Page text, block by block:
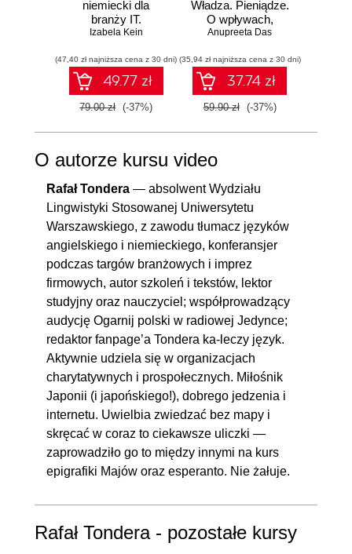
niemiecki dla
branży IT.
Praktyczne
ćwiczenia
Izabela Kein
(47,40 zł najniższa cena z 30 dni)
49.77 zł
79.00 zł (-37%)
Władza. Pieniądze.
O wpływach,
biznesie i tym, co
Anupreeta Das
(35,94 zł najniższa cena z 30 dni)
37.74 zł
59.90 zł (-37%)
O autorze kursu video
Rafał Tondera — absolwent Wydziału
Lingwistyki Stosowanej Uniwersytetu
Warszawskiego, z zawodu tłumacz języków
angielskiego i niemieckiego, konferansjer
podczas targów branżowych i imprez
firmowych, autor szkoleń i tekstów, lektor
studyjny oraz nauczyciel; współprowadzący
audycję Ogarnij polski w radiowej Jedynce;
redaktor fanpage’a Tondera ka-leczy język.
Aktywnie udziela się w organizacjach
charytatywnych i prospołecznych. Miłośnik
Japonii (i japońskiego!), dobrego jedzenia i
internetu. Uwielbia zwiedzać bez mapy i
skręcać w coraz to ciekawsze uliczki —
zaprowadziło go to między innymi na kurs
epigrafiki Majów oraz esperanto. Nie żałuje.
Rafał Tondera - pozostałe kursy